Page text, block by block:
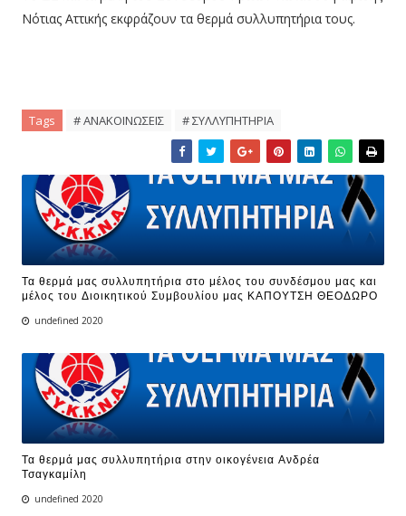
Νότιας Αττικής εκφράζουν τα θερμά συλλυπητήρια τους.
Tags # ΑΝΑΚΟΙΝΩΣΕΙΣ # ΣΥΛΛΥΠΗΤΗΡΙΑ
Τα θερμά μας συλλυπητήρια στο μέλος του συνδέσμου μας και
μέλος του Διοικητικού Συμβουλίου μας ΚΑΠΟΥΤΣΗ ΘΕΟΔΩΡΟ
undefined 2020
Τα θερμά μας συλλυπητήρια στην οικογένεια Ανδρέα
Τσαγκαμίλη
undefined 2020